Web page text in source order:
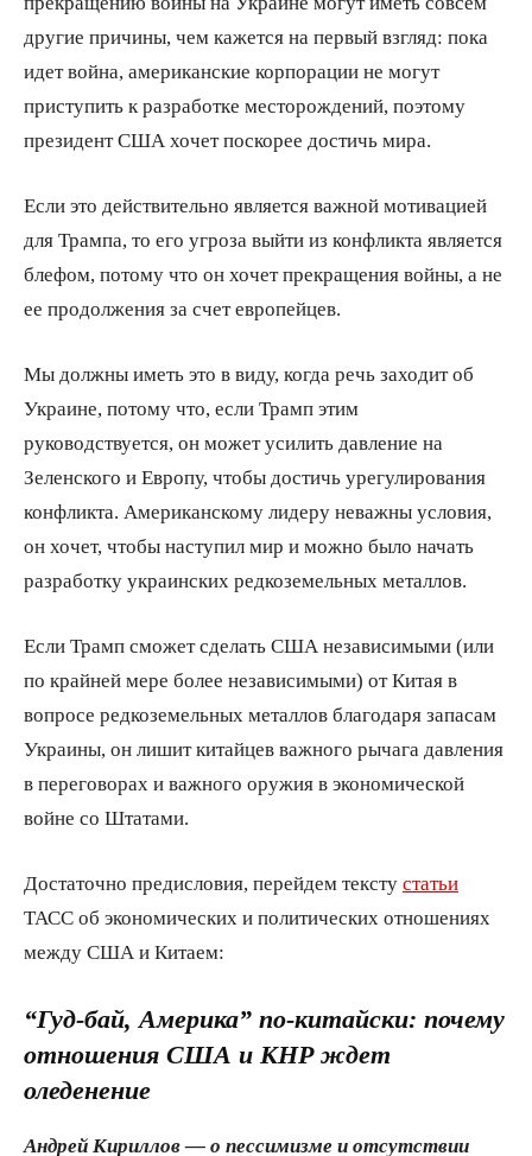
другие причины, чем кажется на первый взгляд: пока
идет война, американские корпорации не могут
приступить к разработке месторождений, поэтому
президент США хочет поскорее достичь мира.
Если это действительно является важной мотивацией
для Трампа, то его угроза выйти из конфликта является
блефом, потому что он хочет прекращения войны, а не
ее продолжения за счет европейцев.
Мы должны иметь это в виду, когда речь заходит об
Украине, потому что, если Трамп этим
руководствуется, он может усилить давление на
Зеленского и Европу, чтобы достичь урегулирования
конфликта. Американскому лидеру неважны условия,
он хочет, чтобы наступил мир и можно было начать
разработку украинских редкоземельных металлов.
Если Трамп сможет сделать США независимыми (или
по крайней мере более независимыми) от Китая в
вопросе редкоземельных металлов благодаря запасам
Украины, он лишит китайцев важного рычага давления
в переговорах и важного оружия в экономической
войне со Штатами.
Достаточно предисловия, перейдем тексту статьи
ТАСС об экономических и политических отношениях
между США и Китаем:
“Гуд-бай, Америка” по-китайски: почему
отношения США и КНР ждет
оледенение
Андрей Кириллов — о пессимизме и отсутствии